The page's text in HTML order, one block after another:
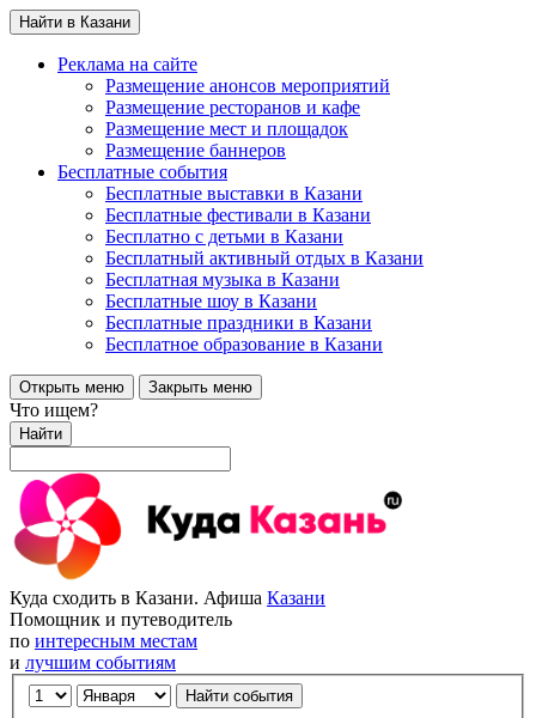
Найти в Казани
Реклама на сайте
Размещение анонсов мероприятий
Размещение ресторанов и кафе
Размещение мест и площадок
Размещение баннеров
Бесплатные события
Бесплатные выставки в Казани
Бесплатные фестивали в Казани
Бесплатно с детьми в Казани
Бесплатный активный отдых в Казани
Бесплатная музыка в Казани
Бесплатные шоу в Казани
Бесплатные праздники в Казани
Бесплатное образование в Казани
Открыть меню Закрыть меню
Что ищем?
Найти
Куда сходить в Казани. Афиша Казани
Помощник и путеводитель
по интересным местам
и лучшим событиям